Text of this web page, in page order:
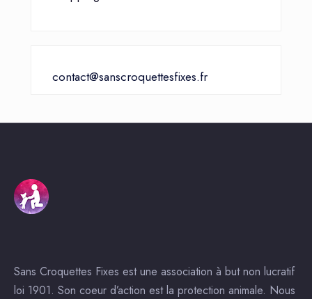
contact@sanscroquettesfixes.fr
Sans Croquettes Fixes est une association à but non lucratif
loi 1901. Son coeur d’action est la protection animale. Nous